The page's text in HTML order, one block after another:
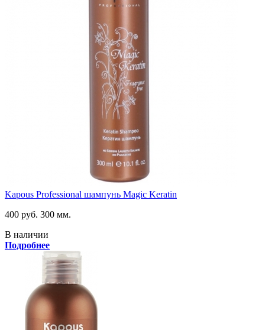
Kapous Professional шампунь Magic Keratin
400 руб. 300 мм.
В наличии
Подробнее